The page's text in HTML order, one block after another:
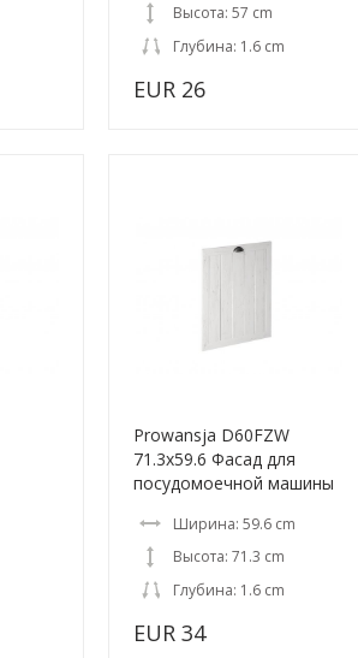
Высота: 57 cm
Глубина: 1.6 cm
EUR 26
Prowansja D60FZW
71.3x59.6 Фасад для
посудомоечной машины
Ширина: 59.6 cm
Высота: 71.3 cm
Глубина: 1.6 cm
EUR 34